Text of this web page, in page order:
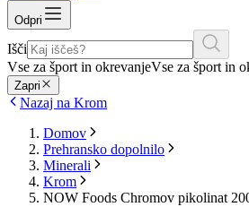
Odpri
Išči
Vse za šport in okrevanjeVse za šport in
Zapri
Nazaj na Krom
Domov
Prehransko dopolnilo
Minerali
Krom
NOW Foods Chromov pikolinat